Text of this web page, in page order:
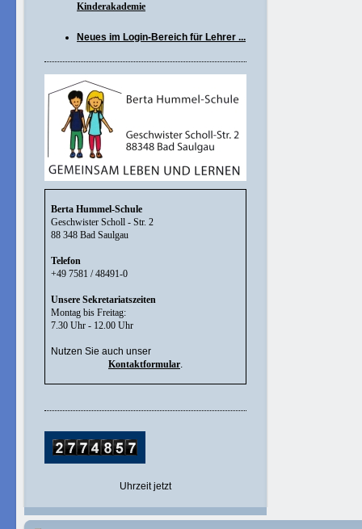
Kinderakademie
Neues im Login-Bereich für Lehrer ...
Berta Hummel-Schule
Geschwister Scholl - Str. 2
88 348 Bad Saulgau
Telefon
+49 7581 / 48491-0
Unsere Sekretariatszeiten
Montag bis Freitag:
7.30 Uhr - 12.00 Uhr
Nutzen Sie auch unser
Kontaktformular.
Uhrzeit jetzt